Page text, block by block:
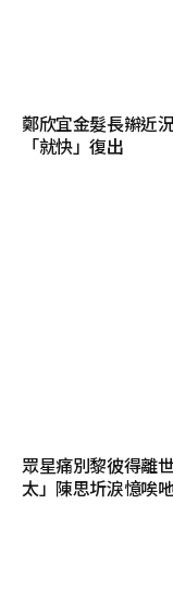
鄭欣宜金髮長辮近
「就快」復出
眾星痛別黎彼得離
太」陳思圻淚憶唉